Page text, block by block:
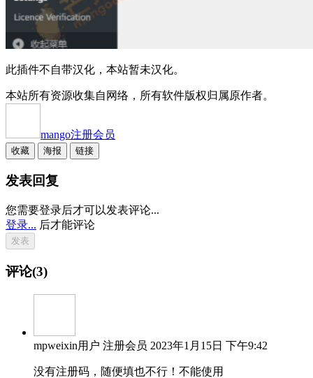
此插件不自带汉化，本站暂未汉化。
本站所有资源收集自网络，所有软件版权归属原作者。
mango注册会员
收藏 海报 链接
发表回复
您需要登录后才可以发表评论...
登录... 后才能评论
评论(3)
mpweixin用户 注册会员 2023年1月15日 下午9:42
没有注册码，随便填也不行！不能使用